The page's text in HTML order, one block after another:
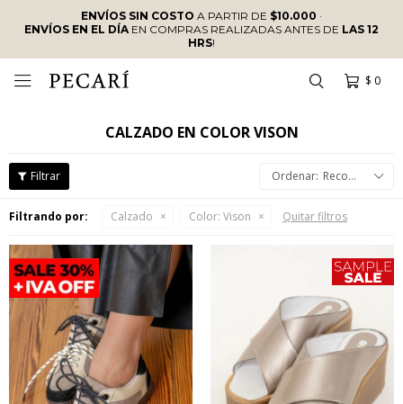
ENVÍOS SIN COSTO A PARTIR DE $10.000 ·
ENVÍOS EN EL DÍAEN COMPRAS REALIZADAS ANTES DE LAS 12
HRS!
$ 0

CALZADO EN COLOR VISON
Recomendados
Filtrando por: Calzado Color: Vison Quitar filtros